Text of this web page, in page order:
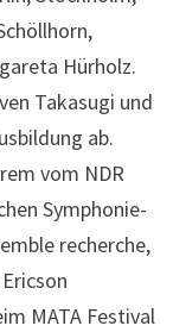
Hürholz.
Takasugi und
ab.
vom NDR
Symphonie-
recherche,
MATA Festival